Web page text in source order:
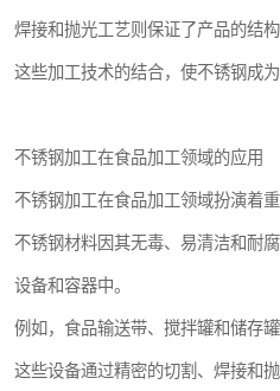
焊接和抛光工艺则保证了产品的结构
这些加工技术的结合，使不锈钢成
不锈钢加工在食品加工领域的应用
不锈钢加工在食品加工领域扮演着重
不锈钢材料因其无毒、易清洁和耐
设备和容器中。
例如，食品输送带、搅拌罐和储存
这些设备通过精密的切割、焊接和